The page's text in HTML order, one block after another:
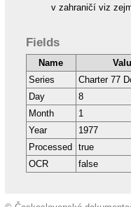
v zahraničí viz
Fields
Name
Series
Charter 77
Day
8
Month
1
Year
1977
Processed
true
OCR
false